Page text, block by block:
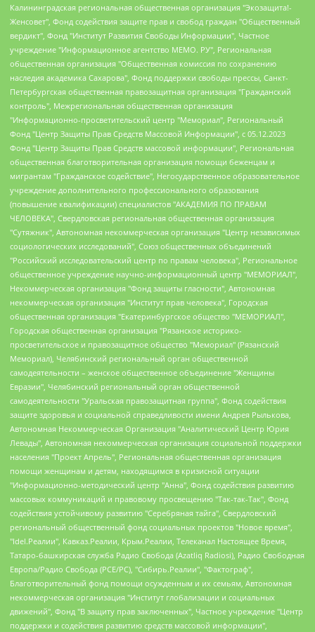
Калининградская региональная общественная организация "Экозащита!-Женсовет", Фонд содействия защите прав и свобод граждан "Общественный вердикт", Фонд "Институт Развития Свободы Информации", Частное учреждение "Информационное агентство МЕМО. РУ", Региональная общественная организация "Общественная комиссия по сохранению наследия академика Сахарова", Фонд поддержки свободы прессы, Санкт-Петербургская общественная правозащитная организация "Гражданский контроль", Межрегиональная общественная организация "Информационно-просветительский центр "Мемориал", Региональный Фонд "Центр Защиты Прав Средств Массовой Информации", с 05.12.2023 Фонд "Центр Защиты Прав Средств массовой информации", Региональная общественная благотворительная организация помощи беженцам и мигрантам "Гражданское содействие", Негосударственное образовательное учреждение дополнительного профессионального образования (повышение квалификации) специалистов "АКАДЕМИЯ ПО ПРАВАМ ЧЕЛОВЕКА", Свердловская региональная общественная организация "Сутяжник", Автономная некоммерческая организация "Центр независимых социологических исследований", Союз общественных объединений "Российский исследовательский центр по правам человека", Региональное общественное учреждение научно-информационный центр "МЕМОРИАЛ", Некоммерческая организация "Фонд защиты гласности", Автономная некоммерческая организация "Институт прав человека", Городская общественная организация "Екатеринбургское общество "МЕМОРИАЛ", Городская общественная организация "Рязанское историко-просветительское и правозащитное общество "Мемориал" (Рязанский Мемориал), Челябинский региональный орган общественной самодеятельности – женское общественное объединение "Женщины Евразии", Челябинский региональный орган общественной самодеятельности "Уральская правозащитная группа", Фонд содействия защите здоровья и социальной справедливости имени Андрея Рылькова, Автономная Некоммерческая Организация "Аналитический Центр Юрия Левады", Автономная некоммерческая организация социальной поддержки населения "Проект Апрель", Региональная общественная организация помощи женщинам и детям, находящимся в кризисной ситуации "Информационно-методический центр "Анна", Фонд содействия развитию массовых коммуникаций и правовому просвещению "Так-так-Так", Фонд содействия устойчивому развитию "Серебряная тайга", Свердловский региональный общественный фонд социальных проектов "Новое время", "Idel.Реалии", Кавказ.Реалии, Крым.Реалии, Телеканал Настоящее Время, Татаро-башкирская служба Радио Свобода (Azatliq Radiosi), Радио Свободная Европа/Радио Свобода (PCE/PC), "Сибирь.Реалии", "Фактограф", Благотворительный фонд помощи осужденным и их семьям, Автономная некоммерческая организация "Институт глобализации и социальных движений", Фонд "В защиту прав заключенных", Частное учреждение "Центр поддержки и содействия развитию средств массовой информации", Пензенский региональный общественный благотворительный фонд "Гражданский союз", "Север.Реалии", Некоммерческая организация Фонд "Правовая инициатива", Общество с ограниченной ответственностью "Радио Свободная Европа/Радио Свобода", Чешское информационное агентство "MEDIUM-ORIENT", Красноярская региональная общественная организация "Мы против СПИДа", Камалягин Денис Николаевич, Маркелов Сергей Евгеньевич, Пономарев Лев Александрович, Савицкая Людмила Алексеевна, Автономная некоммерческая организация "Центр по работе с проблемой насилия "НАСИЛИЮ.НЕТ", Межрегиональный профессиональный союз работников здравоохранения "Альянс врачей", Юридическое лицо, зарегистрированное в Латвийской Республике, SIA "Medusa Project" (регистрационный номер 40103797863, дата регистрации 10.06.2014), Некоммерческая организация "Фонд по борьбе с коррупцией", Автономная некоммерческая организация "Институт права и публичной политики", Баданин Роман Сергеевич, Гликин Максим Александрович, Железнова Мария Михайловна, Лукьянова Юлия Сергеевна, Маетная Елизавета Витальевна, Маняхин Петр Борисович, Чуракова Ольга Владимировна, Ярош Юлия Петровна, Юридическое лицо "The Insider SIA", зарегистрированное в Риге, Латвийская Республика (дата регистрации 26.06.2015), являющееся администратором доменного имени интернет-издания "The Insider SIA", https://theins.ru, Постернак Алексей Евгеньевич, Рубин Михаил Аркадьевич, Анин Роман Александрович, Юридическое лицо Istories fonds, зарегистрированное в Латвийской Республике (регистрационный номер 50008295751, дата регистрации 24.02.2020), Великовский Дмитрий Александрович, Долинина Ирина Николаевна, Мароховская Алеся Алексеевна, Шлейнов Роман Юрьевич, Шмагун Олеся Валентиновна, Общество с ограниченной ответственностью "Альтаир 2021", Общество с ограниченной ответственностью "Вега 2021", Общество с ограниченной ответственностью "Главный редактор 2021", Общество с ограниченной ответственностью "Ромашки монолит", Важенков Артем Валерьевич, Ивановская областная общественная организация "Центр гендерных исследований", Гурман Юрий Альбертович, Медиапроект "ОВД-Инфо", Егоров Владимир Владимирович, Жилинский Владимир Александрович, Общество с ограниченной ответственностью "ЗП", Иванова София Юрьевна, Карезина Инна Павловна, Кильтау Екатерина Викторовна, Петров Алексей Викторович, Пискунов Сергей Евгеньевич, Смирнов Сергей Сергеевич, Тихонов Михаил Сергеевич, Общество с ограниченной ответственностью "ЖУРНАЛИСТ-ИНОСТРАННЫЙ АГЕНТ", Арапова Галина Юрьевна, Вольтская Татьяна Анатольевна, Американская компания "Mason G.E.S. Anonymous Foundation" (США), являющаяся владельцем интернет-издания https://mnews.world/, Компания "Stichting Bellingcat", зарегистрированная в Нидерландах (дата регистрации 11.07.2018), Захаров Андрей Вячеславович, Клепиковская Екатерина Дмитриевна, Общество с ограниченной ответственностью "МЕМО", Перл Роман Александрович, Симонов Евгений Алексеевич, Соловьева Елена Анатольевна, Сотников Даниил Владимирович, Сурначева Елизавета Дмитриевна, Автономная некоммерческая организация по защите прав человека и информированию населения "Якутия – Наше Мнение", Общество с ограниченной ответственностью "Москоу диджитал медиа", с 26.01.2023 Общество с ограниченной ответственностью "Чайка Белые сады", Ветошкина Валерия Валерьевна, Заговора Максим Александрович, Межрегиональное общественное движение "Российская ЛГБТ - сеть", Оленичев Максим Владимирович, Павлов Иван Юрьевич, Скворцова Елена Сергеевна, Общество с ограниченной ответственностью "Как бы инагент", Кочетков Игорь Викторович, Общество с ограниченной ответственностью "Честные выборы", Еланчик Олег Александрович, Общество с ограниченной ответственностью "Нобелевский призыв", Гималова Регина Эмилевна, Григорьев Андрей Валерьевич, Григорьева Алина Александровна, Ассоциация по содействию защите прав призывников, альтернативнослужащих и военнослужащих "Правозащитная группа "Гражданин.Армия.Право", Хисамова Регина Фаритовна, Автономная некоммерческая организация по реализации социально-правовых программ "Лилит", Дальневосточное общественное движение "Маяк", Санкт-Петербургская ЛГБТ-инициативная группа "Выход", Инициативная группа ЛГБТ+ "Реверс", Алексеев Андрей Викторович, Бекбулатова Таисия Львовна, Беляев Иван Михайлович, Владыкина Елена Сергеевна, Гельман Марат Александрович, Никульшина Вероника Юрьевна, Толоконникова Надежда Андреевна, Шендерович Виктор Анатольевич, Общество с ограниченной ответственностью "Данное сообщение", Общество с ограниченной ответственностью Издательский дом "Новая глава", Айнбиндер Александра Александровна, Московский комьюнити-центр для ЛГБТ+инициатив, Благотворительный фонд развития филантропии, Deutsche Welle (Германия, Kurt-Schumacher-Strasse 3, 53113 Bonn), Борзунова Мария Михайловна, Воробьев Виктор Викторович, Голубева Анна Львовна, Константинова Алла Михайловна, Малкова Ирина Владимировна, Мурадов Мурад Абдулгалимович, Осетинская Елизавета Николаевна, Понасенков Евгений Николаевич, Ганапольский Матвей Юрьевич, Киселев Евгений Алексеевич, Борухович Ирина Григорьевна, Дремин Иван Тимофеевич, Дубровский Дмитрий Викторович, Красноярская региональная общественная организация поддержки и развития альтернативных образовательных технологий и межкультурных коммуникаций "ИНТЕРРА", Маяковская Екатерина Алексеевна, Фейгин Марк Захарович, Филимонов Андрей Викторович, Дзугкоева Регина Николаевна, Доброхотов Роман Александрович, Дудь Юрий Александрович, Елкин Сергей Владимирович, Кругликов Кирилл Игоревич, Сабунаева Мария Леонидовна, Семенов Алексей Владимирович, Шаинян Карен Багратович, Шульман Екатерина Михайловна, Асафьев Артур Валерьевич, Вахштайн Виктор Семенович, Венедиктов Алексей Алексеевич, Лушникова Екатерина Евгеньевна, Волков Леонид Михайлович, Невзоров Александр Глебович, Пархоменко Сергей Борисович, Сироткин Ярослав Николаевич, Кара-Мурза Владимир Владимирович, Баранова Наталья Владимировна, Гозман Леонид Яковлевич, Кагарлицкий Борис Юльевич, Климарев Михаил Валерьевич, Милов Владимир Станиславович, Автономная некоммерческая организация Краснодарский центр современного искусства "Типография", Моргенштерн Алишер Тагирович, Соболь Любовь Эдуардовна, Общество с ограниченной ответственностью "ЛИЗА НОРМ", Каспаров Гарри Кимович, Ходорковский Михаил Борисович, Общество с ограниченной ответственностью "Апрельские тезисы", Данилович Ирина Брониславовна, Кашин Олег Владимирович, Петров Николай Владимирович, Пивоваров Алексей Владимирович, Соколов Михаил Владимирович, Цветкова Юлия Владимировна, Чичваркин Евгений Александрович, Комитет против пыток/Команда против пыток, Общество с ограниченной ответственностью "Первый научный", Общество с ограниченной ответственностью "Вертолет и ко", Белоцерковская Вероника Борисовна, Кац Максим Евгеньевич, Лазарева Татьяна Юрьевна, Шаведдинов Руслан Табризович, Яшин Илья Валерьевич, Общество с ограниченной ответственностью "Иноагент ААВ", Алешковский Дмитрий Петрович, Альбац Евгения Марковна, Быков Дмитрий Львович, Галямина Юлия Евгеньевна, Лойко Сергей Леонидович, Мартынов Кирилл Константинович, Медведев Сергей Александрович, Крашенинников Федор Геннадиевич, Гордеева Катерина Вл